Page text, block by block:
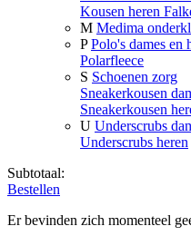
Kousen heren
M Medima
P Polo's dames en
Polarfleece
S Schoenen zorg
Sneakerkousen
Sneakerkousen
U Underscrubs
Underscrubs heren
Subtotaal:
Bestellen
Er bevinden zich momenteel